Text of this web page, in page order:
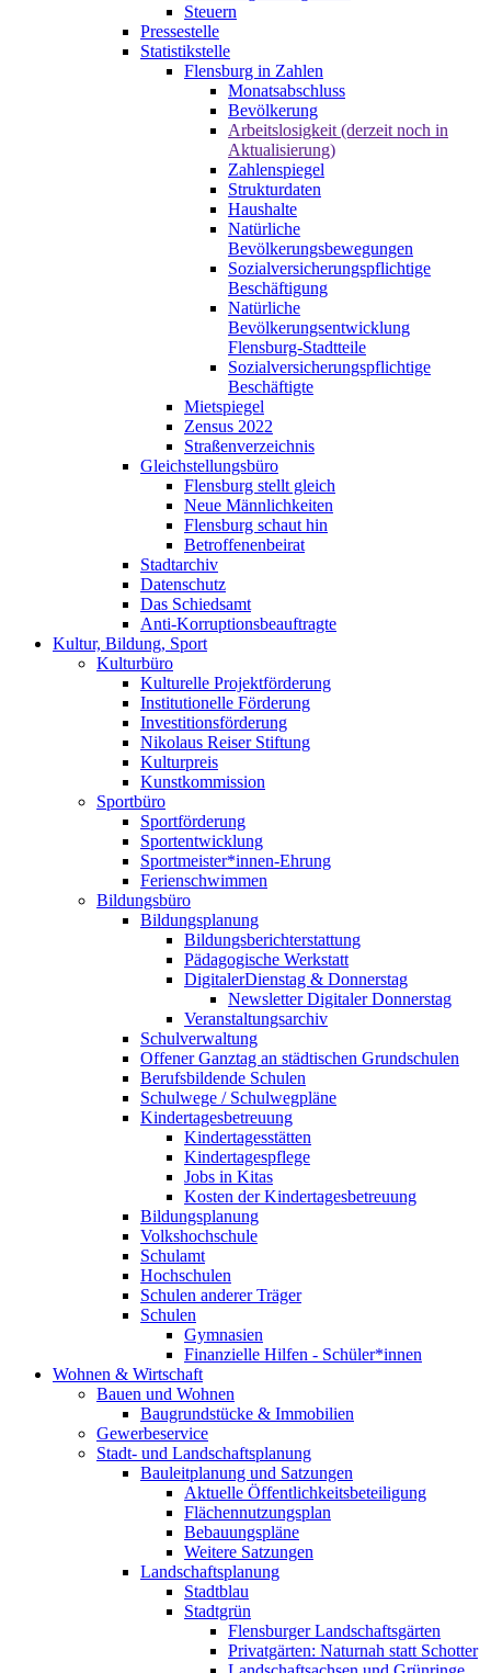
Steuern
Pressestelle
Statistikstelle
Flensburg in Zahlen
Monatsabschluss
Bevölkerung
Arbeitslosigkeit (derzeit noch in
Aktualisierung)
Zahlenspiegel
Strukturdaten
Haushalte
Natürliche
Bevölkerungsbewegungen
Sozialversicherungspflichtige
Beschäftigung
Natürliche
Bevölkerungsentwicklung
Flensburg-Stadtteile
Sozialversicherungspflichtige
Beschäftigte
Mietspiegel
Zensus 2022
Straßenverzeichnis
Gleichstellungsbüro
Flensburg stellt gleich
Neue Männlichkeiten
Flensburg schaut hin
Betroffenenbeirat
Stadtarchiv
Datenschutz
Das Schiedsamt
Anti-Korruptionsbeauftragte
Kultur, Bildung, Sport
Kulturbüro
Kulturelle Projektförderung
Institutionelle Förderung
Investitionsförderung
Nikolaus Reiser Stiftung
Kulturpreis
Kunstkommission
Sportbüro
Sportförderung
Sportentwicklung
Sportmeister*innen-Ehrung
Ferienschwimmen
Bildungsbüro
Bildungsplanung
Bildungsberichterstattung
Pädagogische Werkstatt
DigitalerDienstag & Donnerstag
Newsletter Digitaler Donnerstag
Veranstaltungsarchiv
Schulverwaltung
Offener Ganztag an städtischen Grundschulen
Berufsbildende Schulen
Schulwege / Schulwegpläne
Kindertagesbetreuung
Kindertagesstätten
Kindertagespflege
Jobs in Kitas
Kosten der Kindertagesbetreuung
Bildungsplanung
Volkshochschule
Schulamt
Hochschulen
Schulen anderer Träger
Schulen
Gymnasien
Finanzielle Hilfen - Schüler*innen
Wohnen & Wirtschaft
Bauen und Wohnen
Baugrundstücke & Immobilien
Gewerbeservice
Stadt- und Landschaftsplanung
Bauleitplanung und Satzungen
Aktuelle Öffentlichkeitsbeteiligung
Flächennutzungsplan
Bebauungspläne
Weitere Satzungen
Landschaftsplanung
Stadtblau
Stadtgrün
Flensburger Landschaftsgärten
Privatgärten: Naturnah statt Schotter